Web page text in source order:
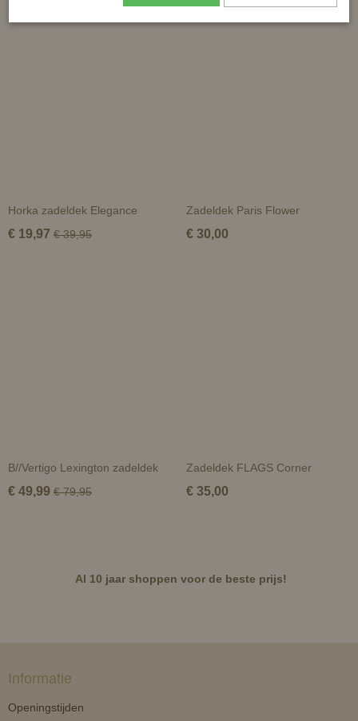
Horka zadeldek Elegance
€ 19,97 € 39,95
Zadeldek Paris Flower
€ 30,00
B//Vertigo Lexington zadeldek
€ 49,99 € 79,95
Zadeldek FLAGS Corner
€ 35,00
Al 10 jaar shoppen voor de beste prijs!
Informatie
Openingstijden